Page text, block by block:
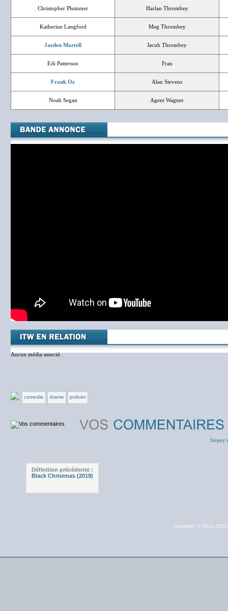
Christopher Plummer Harlan Thrombey
Katherine Langford Meg Thrombey
Jaeden Martell Jacob Thrombey
Edi Patterson Fran
Frank Oz Alan Stevens
Noah Segan Agent Wagner
Aucun média associé.
comedie drame policier
Soyez
Définition précédente :
Black Christmas (2019)
Copyright © 2011-